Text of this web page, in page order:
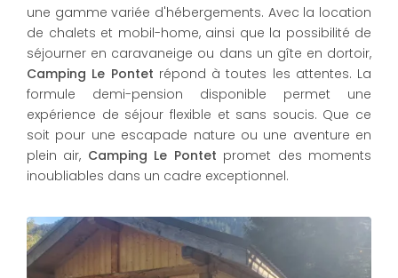
une gamme variée d'hébergements. Avec la location
de chalets et mobil-home, ainsi que la possibilité de
séjourner en caravaneige ou dans un gîte en dortoir,
Camping Le Pontet répond à toutes les attentes. La
formule demi-pension disponible permet une
expérience de séjour flexible et sans soucis. Que ce
soit pour une escapade nature ou une aventure en
plein air, Camping Le Pontet promet des moments
inoubliables dans un cadre exceptionnel.